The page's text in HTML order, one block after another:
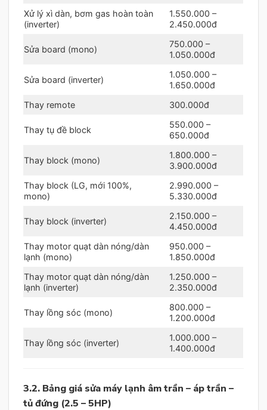
Xử lý xì dàn, bơm gas hoàn toàn
(inverter)
1.550.000 –
2.450.000đ
Sửa board (mono)
750.000 –
1.050.000đ
Sửa board (inverter)
1.050.000 –
1.650.000đ
Thay remote
300.000đ
Thay tụ đề block
550.000 –
650.000đ
Thay block (mono)
1.800.000 –
3.900.000đ
Thay block (LG, mới 100%,
mono)
2.990.000 –
5.330.000đ
Thay block (inverter)
2.150.000 –
4.450.000đ
Thay motor quạt dàn nóng/dàn
lạnh (mono)
950.000 –
1.850.000đ
Thay motor quạt dàn nóng/dàn
lạnh (inverter)
1.250.000 –
2.350.000đ
Thay lồng sóc (mono)
800.000 –
1.200.000đ
Thay lồng sóc (inverter)
1.000.000 –
1.400.000đ
3.2. Bảng giá sửa máy lạnh âm trần – áp trần –
tủ đứng (2.5 – 5HP)